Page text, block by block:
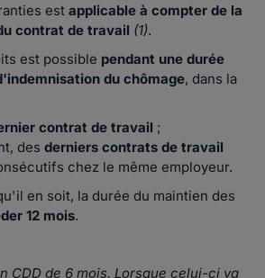
est applicable à compter de la
contrat de travail (1).
est possible pendant une durée
du chômage, dans la
contrat de travail ;
des derniers contrats de travail
chez le même employeur.
en soit, la durée du maintien des
12 mois.
CDD de 6 mois. Lorsque celui-ci va